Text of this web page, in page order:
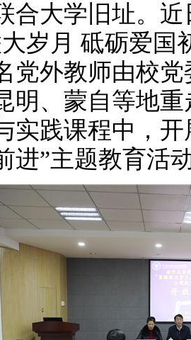
合大学旧址。
岁月 砥砺爱国
党外教师由校
明、蒙自等地
实践课程中，
进”主题教育活